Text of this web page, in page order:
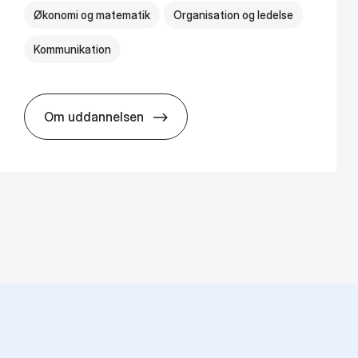
Økonomi og matematik Organisation og ledelse
Kommunikation
Om uddannelsen
HA(kom.) - erhvervs­økonomi og